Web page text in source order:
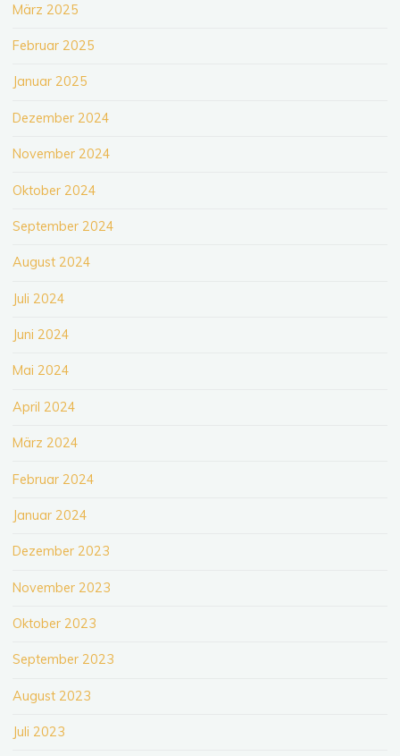
März 2025
Februar 2025
Januar 2025
Dezember 2024
November 2024
Oktober 2024
September 2024
August 2024
Juli 2024
Juni 2024
Mai 2024
April 2024
März 2024
Februar 2024
Januar 2024
Dezember 2023
November 2023
Oktober 2023
September 2023
August 2023
Juli 2023